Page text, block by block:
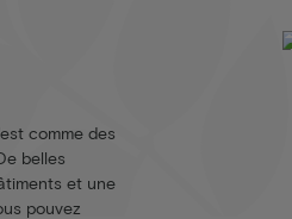
comme des
belles
et une
pouvez